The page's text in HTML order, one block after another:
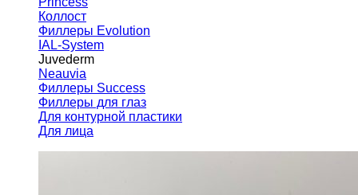
Коллост
Филлеры Evolution
IAL-System
Juvederm
Neauvia
Филлеры Success
Филлеры для глаз
Для контурной пластики
Для лица